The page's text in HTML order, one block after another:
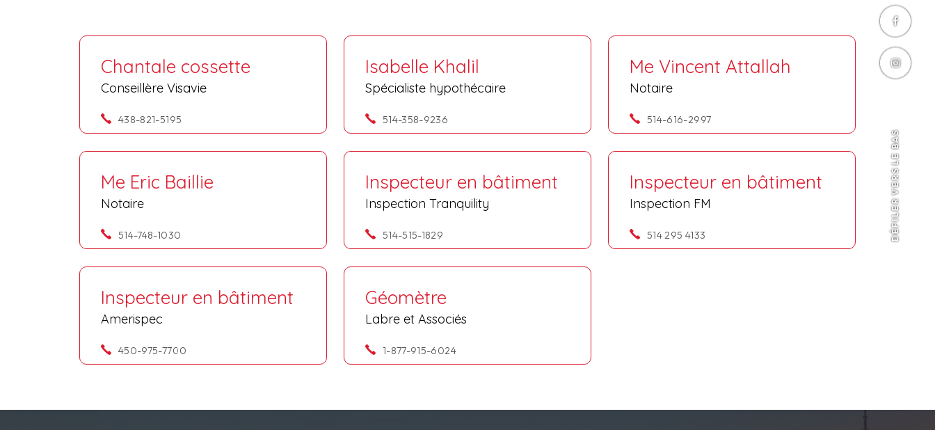
DÉFILER VERS LE BAS
Chantale cossette
Conseillère Visavie
438-821-5195
Isabelle Khalil
Spécialiste hypothécaire
514-358-9236
Me Vincent Attallah
Notaire
514-616-2997
Me Eric Baillie
Notaire
514-748-1030
Inspecteur en bâtiment
Inspection Tranquility
514-515-1829
Inspecteur en bâtiment
Inspection FM
514 295 4133
Inspecteur en bâtiment
Amerispec
450-975-7700
Géomètre
Labre et Associés
1-877-915-6024